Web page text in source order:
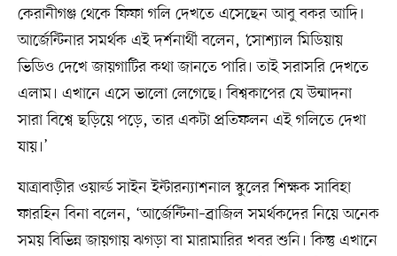
কেরানীগঞ্জ থেকে ফিফা গলি দেখতে এসেছেন আবু বকর আদি।
আর্জেন্টিনার সমর্থক এই দর্শনার্থী বলেন, ‘সোশ্যাল মিডিয়ায়
ভিডিও দেখে জায়গাটির কথা জানতে পারি। তাই সরাসরি দেখতে
এলাম। এখানে এসে ভালো লেগেছে। বিশ্বকাপের যে উন্মাদনা
সারা বিশ্বে ছড়িয়ে পড়ে, তার একটা প্রতিফলন এই গলিতে দেখা
যায়।’
যাত্রাবাড়ীর ওয়ার্ল্ড সাইন ইন্টারন্যাশনাল স্কুলের শিক্ষক সাবিহা
ফারহিন বিনা বলেন, ‘আর্জেন্টিনা–ব্রাজিল সমর্থকদের নিয়ে অনেক
সময় বিভিন্ন জায়গায় ঝগড়া বা মারামারির খবর শুনি। কিন্তু এখানে